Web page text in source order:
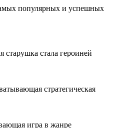
популярных и успешных
старушка стала героиней
стратегическая
игра в жанре